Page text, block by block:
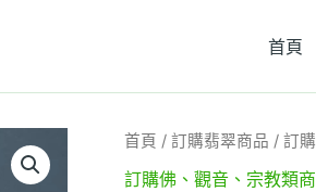
首頁
首頁 /訂購翡翠商品 /訂
訂購佛、觀音、宗教類
翡
直